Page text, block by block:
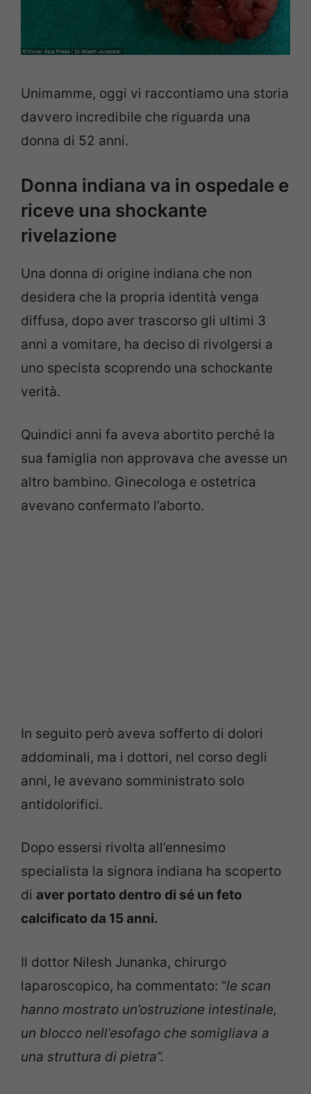
Unimamme, oggi vi raccontiamo una storia
davvero incredibile che riguarda una
donna di 52 anni.
Donna indiana va in ospedale e
riceve una shockante
rivelazione
Una donna di origine indiana che non
desidera che la propria identità venga
diffusa, dopo aver trascorso gli ultimi 3
anni a vomitare, ha deciso di rivolgersi a
uno specista scoprendo una schockante
verità.
Quindici anni fa aveva abortito perché la
sua famiglia non approvava che avesse un
altro bambino. Ginecologa e ostetrica
avevano confermato l’aborto.
In seguito però aveva sofferto di dolori
addominali, ma i dottori, nel corso degli
anni, le avevano somministrato solo
antidolorifici.
Dopo essersi rivolta all’ennesimo
specialista la signora indiana ha scoperto
di aver portato dentro di sé un feto
calcificato da 15 anni.
Il dottor Nilesh Junanka, chirurgo
laparoscopico, ha commentato: “le scan
hanno mostrato un’ostruzione intestinale,
un blocco nell’esofago che somigliava a
una struttura di pietra”.